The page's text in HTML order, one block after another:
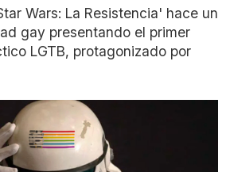
Wars: La Resistencia' hace un
gay presentando el primer
LGTB, protagonizado por